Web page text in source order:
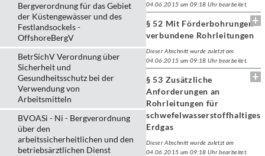
Bergverordnung für das Gebiet
der Küstengewässer und des
Festlandsockels -
OffshoreBergV
BetrSichV Verordnung über
Sicherheit und
Gesundheitsschutz bei der
Verwendung von
Arbeitsmitteln
BVOASi - Ni - Bergverordnung
über den
arbeitssicherheitlichen und den
betriebsärztlichen Dienst
04.06.2015 um 09:18 Uhr bearbeitet.
§ 52 Mit Förderbohrungen
verbundene Rohrleitungen
Dieser Abschnitt wurde zuletzt am
04.06.2015 um 09:18 Uhr bearbeitet.
§ 53 Zusätzliche
Anforderungen an
Rohrleitungen für
schwefelwasserstoffhaltiges
Erdgas
Dieser Abschnitt wurde zuletzt am
04.06.2015 um 09:18 Uhr bearbeitet.